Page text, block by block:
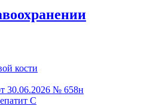
30.06.2026 № 658н